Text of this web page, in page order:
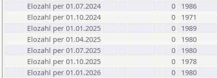
Elozahl per 01.07.2024
0
1986
Elozahl per 01.10.2024
0
1971
Elozahl per 01.01.2025
0
1989
Elozahl per 01.04.2025
0
1980
Elozahl per 01.07.2025
0
1980
Elozahl per 01.10.2025
0
1978
Elozahl per 01.01.2026
0
1980